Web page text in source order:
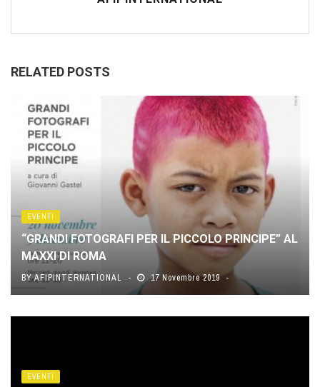
RELATED POSTS
EVENTI
“GRANDI FOTOGRAFI PER IL PICCOLO PRINCIPE” AL
MAXXI DI ROMA
BYAFIPINTERNATIONAL 17 Novembre 2019
EVENTI